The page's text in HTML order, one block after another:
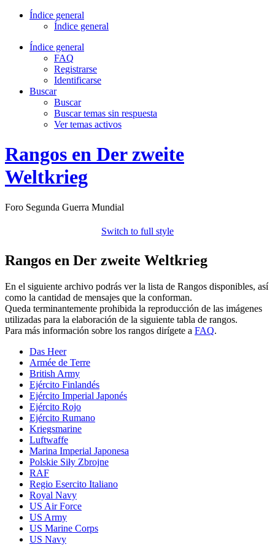
Índice general
Índice general
Índice general
FAQ
Registrarse
Identificarse
Buscar
Buscar
Buscar temas sin respuesta
Ver temas activos
Rangos en Der zweite
Weltkrieg
Foro Segunda Guerra Mundial
Switch to full style
Rangos en Der zweite Weltkrieg
En el siguiente archivo podrás ver la lista de Rangos disponibles, así
como la cantidad de mensajes que la conforman.
Queda terminantemente prohibida la reproducción de las imágenes
utilizadas para la elaboración de la siguiente tabla de rangos.
Para más información sobre los rangos dirígete a FAQ.
Das Heer
Armée de Terre
British Army
Ejército Finlandés
Ejército Imperial Japonés
Ejército Rojo
Ejército Rumano
Kriegsmarine
Luftwaffe
Marina Imperial Japonesa
Polskie Siły Zbrojne
RAF
Regio Esercito Italiano
Royal Navy
US Air Force
US Army
US Marine Corps
US Navy